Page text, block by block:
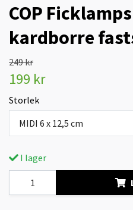
COP
kardborre
249 kr
199 kr
Storlek
MIDI 6 x 12,5 cm
I lager